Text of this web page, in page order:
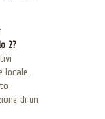
2?
di un